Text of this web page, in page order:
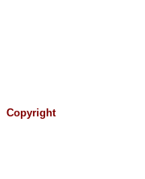
Copyright